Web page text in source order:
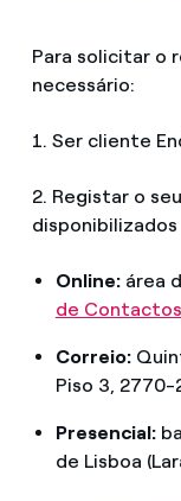
Para solicitar o
necessário:
1. Ser cliente
2. Registar o
disponibilizados
Online:área
de Contactos
Correio:
Piso 3, 2770-
Presencial:
de Lisboa